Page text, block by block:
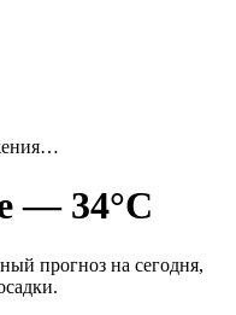
— 34°C
прогноз на сегодня,